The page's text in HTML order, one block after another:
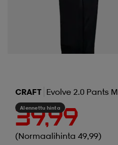
CRAFT Evolve 2.0 Pants M
Alennettu hinta
39,99
(Normaalihinta 49,99)